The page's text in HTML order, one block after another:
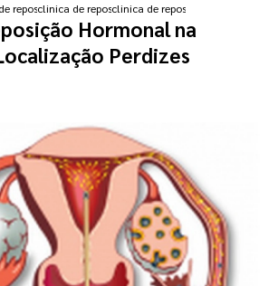
reposicao hormonal
clinica de reposicao de testosterona
clinica de reposicao hormonal
Hormonal na
Perdizes